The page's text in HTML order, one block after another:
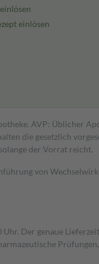
einlösen
AVP: Üblicher
die gesetzlich
der Vorrat reicht.
von
Der genaue